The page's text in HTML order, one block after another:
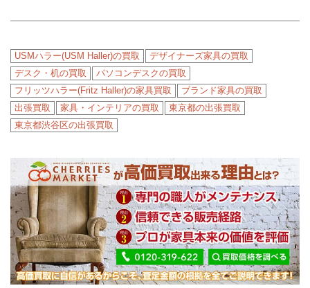
USMハラー(USM Haller)の買取
デザイナーズ家具の買取
デスク・机の買取
パソコンデスクの買取
フリッツハラー(Fritz Haller)の家具買取
ブランド家具の買取
出張買取
家具・インテリアの買取
東京都の出張買取
東京都渋谷区の出張買取